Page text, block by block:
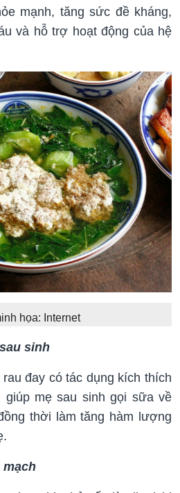
mạnh, tăng sức đề kháng,
và hỗ trợ hoạt động của hệ
họa: Internet
sinh
đay có tác dụng kích thích
giúp mẹ sau sinh gọi sữa về
thời làm tăng hàm lượng
mạch